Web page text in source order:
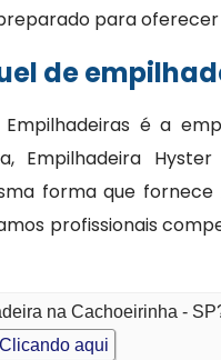
para
de
é a
forma que
profissionais
na Cachoeirinha -
Clicando aqui